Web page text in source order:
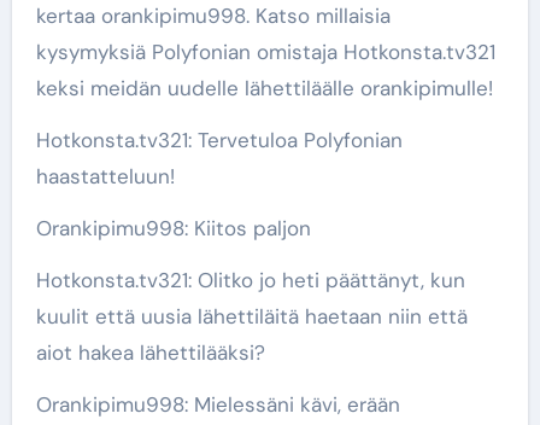
kertaa orankipimu998. Katso millaisia
kysymyksiä Polyfonian omistaja Hotkonsta.tv321
keksi meidän uudelle lähettiläälle orankipimulle!
Hotkonsta.tv321: Tervetuloa Polyfonian
haastatteluun!
Orankipimu998: Kiitos paljon
Hotkonsta.tv321: Olitko jo heti päättänyt, kun
kuulit että uusia lähettiläitä haetaan niin että
aiot hakea lähettilääksi?
Orankipimu998: Mielessäni kävi, erään